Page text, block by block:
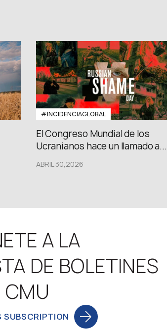
#INCIDENCIAGLOBAL
El Congreso Mundial de los
Ucranianos hace un llamado a...
ABRIL 30,2026
A LA
DE BOLETINES
CMU
SUBSCRIPTION